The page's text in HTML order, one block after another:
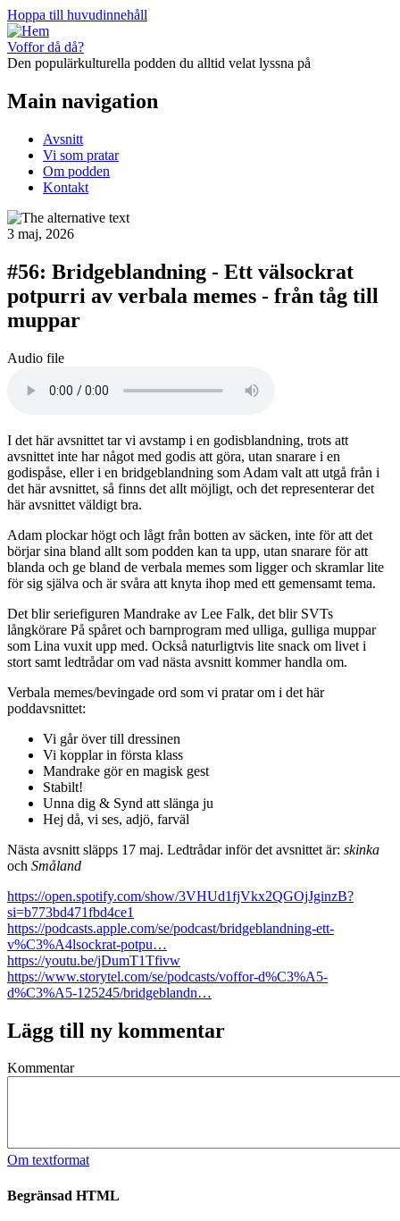
Hoppa till huvudinnehåll
Voffor då då?
Den populärkulturella podden du alltid velat lyssna på
Main navigation
Avsnitt
Vi som pratar
Om podden
Kontakt
3 maj, 2026
#56: Bridgeblandning - Ett välsockrat
potpurri av verbala memes - från tåg till
muppar
Audio file
I det här avsnittet tar vi avstamp i en godisblandning, trots att
avsnittet inte har något med godis att göra, utan snarare i en
godispåse, eller i en bridgeblandning som Adam valt att utgå från i
det här avsnittet, så finns det allt möjligt, och det representerar det
här avsnittet väldigt bra.
Adam plockar högt och lågt från botten av säcken, inte för att det
börjar sina bland allt som podden kan ta upp, utan snarare för att
blanda och ge bland de verbala memes som ligger och skramlar lite
för sig själva och är svåra att knyta ihop med ett gemensamt tema.
Det blir seriefiguren Mandrake av Lee Falk, det blir SVTs
långkörare På spåret och barnprogram med ulliga, gulliga muppar
som Lina vuxit upp med. Också naturligtvis lite snack om livet i
stort samt ledtrådar om vad nästa avsnitt kommer handla om.
Verbala memes/bevingade ord som vi pratar om i det här
poddavsnittet:
Vi går över till dressinen
Vi kopplar in första klass
Mandrake gör en magisk gest
Stabilt!
Unna dig & Synd att slänga ju
Hej då, vi ses, adjö, farväl
Nästa avsnitt släpps 17 maj. Ledtrådar inför det avsnittet är: skinka
och Småland
https://open.spotify.com/show/3VHUd1fjVkx2QGOjJginzB?
si=b773bd471fbd4ce1
https://podcasts.apple.com/se/podcast/bridgeblandning-ett-
v%C3%A4lsockrat-potpu…
https://youtu.be/jDumT1Tfivw
https://www.storytel.com/se/podcasts/voffor-d%C3%A5-
d%C3%A5-125245/bridgeblandn…
Lägg till ny kommentar
Kommentar
Om textformat
Begränsad HTML